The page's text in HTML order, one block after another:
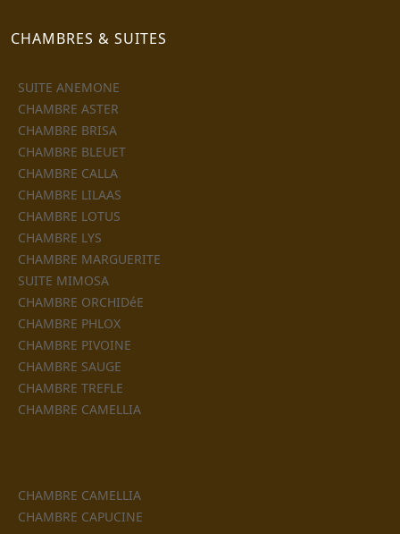
CHAMBRES & SUITES
SUITE ANEMONE
CHAMBRE ASTER
CHAMBRE BRISA
CHAMBRE BLEUET
CHAMBRE CALLA
CHAMBRE LILAAS
CHAMBRE LOTUS
CHAMBRE LYS
CHAMBRE MARGUERITE
SUITE MIMOSA
CHAMBRE ORCHIDéE
CHAMBRE PHLOX
CHAMBRE PIVOINE
CHAMBRE SAUGE
CHAMBRE TREFLE
CHAMBRE CAMELLIA
CHAMBRE CAMELLIA
CHAMBRE CAPUCINE